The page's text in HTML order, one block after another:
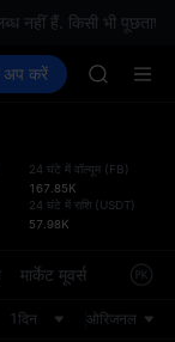
हैं. किसी भी पूछताछ
SPCX कमाएँ
अप करें
SKYAI
SPCX
SPCX
को
24 घंटे में वॉल्यूम (FB)
167.85K
24 घंटे में राशि (USDT)
57.98K
मार्केट मूवर्स
1दिन ओरिजनल